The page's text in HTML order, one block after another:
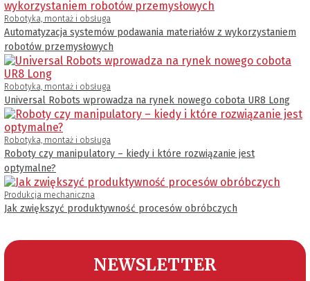
Robotyka, montaż i obsługa
Automatyzacja systemów podawania materiałów z wykorzystaniem
robotów przemysłowych
Robotyka, montaż i obsługa
Universal Robots wprowadza na rynek nowego cobota UR8 Long
Robotyka, montaż i obsługa
Roboty czy manipulatory – kiedy i które rozwiązanie jest
optymalne?
Produkcja mechaniczna
Jak zwiększyć produktywność procesów obróbczych
NEWSLETTER